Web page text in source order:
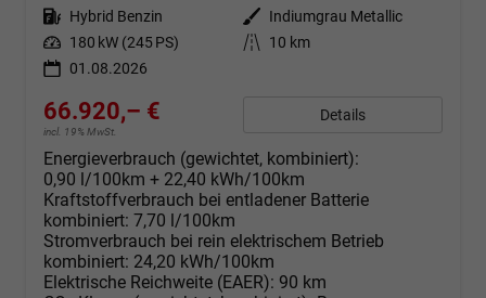
Kraftstoff Hybrid Benzin Außenfarbe
Indiumgrau Metallic
Leistung 180 kW (245 PS) Kilometerstand
10 km
01.08.2026
66.920,– €
incl. 19% MwSt.
Details
Energieverbrauch (gewichtet, kombiniert):
0,90 l/100km + 22,40 kWh/100km
Kraftstoffverbrauch bei entladener Batterie
kombiniert: 7,70 l/100km
Stromverbrauch bei rein elektrischem Betrieb
kombiniert: 24,20 kWh/100km
Elektrische Reichweite (EAER): 90 km